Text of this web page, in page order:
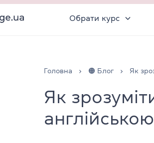
Обрати курс
Головна 🟠 Блог Як
Як